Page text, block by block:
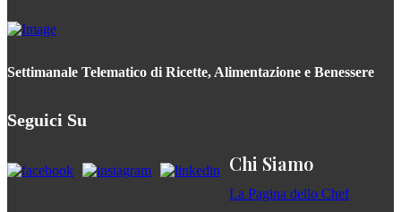
Settimanale Telematico di Ricette, Alimentazione e Benessere
Seguici Su
Chi Siamo
La Pagina dello Chef